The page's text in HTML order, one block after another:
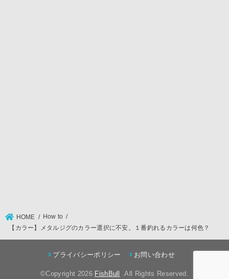
HOME
How to
【カラー】メタルジグのカラー選択に不安。１番釣れるカラーは何色？
プライバシーポリシー お問い合わせ
©Copyright 2026 FishBull .All Rights Reserved.